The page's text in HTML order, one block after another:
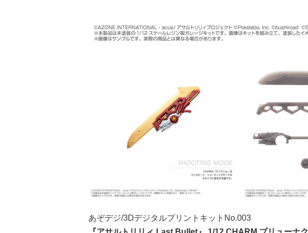
あぞデジ/3DデジタルプリントキットNo.003